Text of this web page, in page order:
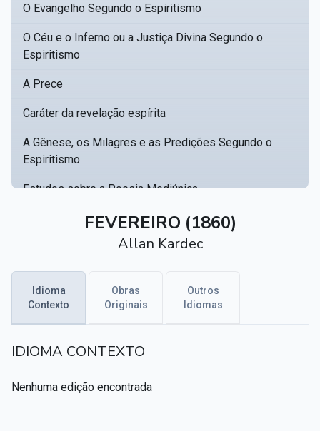
O Evangelho Segundo o Espiritismo
O Céu e o Inferno ou a Justiça Divina Segundo o
Espiritismo
A Prece
Caráter da revelação espírita
A Gênese, os Milagres e as Predições Segundo o
Espiritismo
Estudos sobre a Poesia Mediúnica
Catálogo racional de obras para se fundar uma
Hippolyte Léon Denizard Rivail
Textos citados em O Livro dos Médiuns
CSI - Imagens e registros históricos do espiritismo
FEVEREIRO (1860)
Allan Kardec
Idioma
Contexto
Obras
Originais
Outros
Idiomas
IDIOMA CONTEXTO
Nenhuma edição encontrada